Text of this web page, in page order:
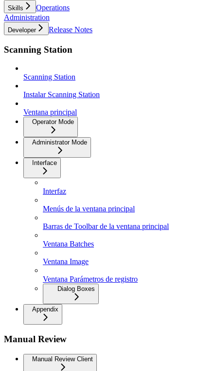
Skills
Operations
Administration
Developer Release Notes
Scanning Station
Scanning Station
Instalar Scanning Station
Ventana principal
Operator Mode
Administrator Mode
Interface
Interfaz
Menús de la ventana principal
Barras de Toolbar de la ventana principal
Ventana Batches
Ventana Image
Ventana Parámetros de registro
Dialog Boxes
Appendix
Manual Review
Manual Review Client